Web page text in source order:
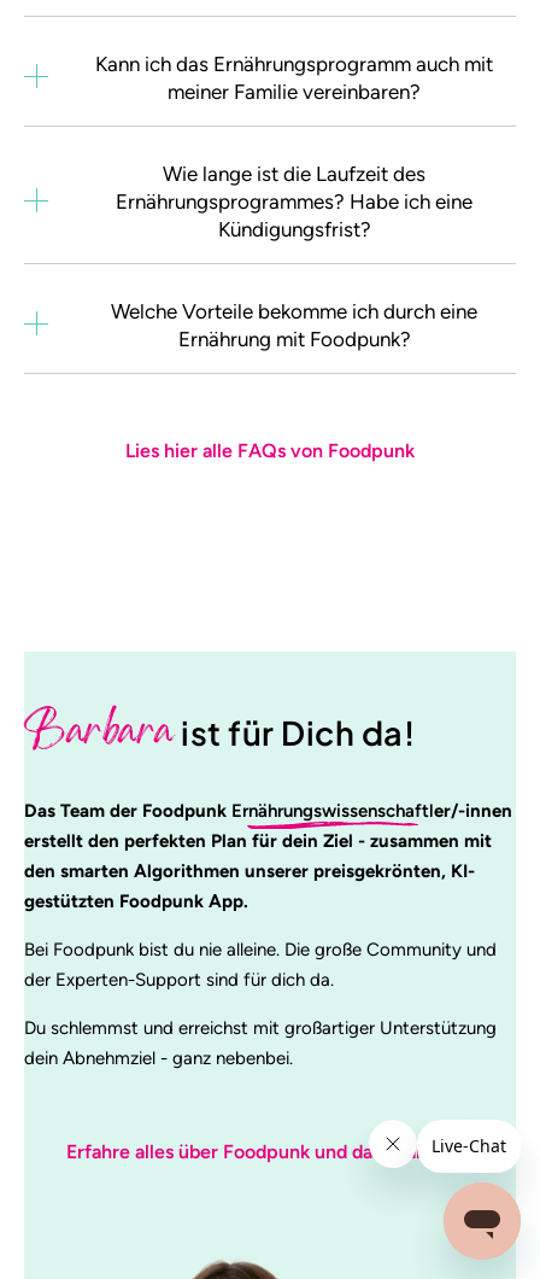
Kann ich das Ernährungsprogramm auch mit
meiner Familie vereinbaren?
Wie lange ist die Laufzeit des
Ernährungsprogrammes? Habe ich eine
Kündigungsfrist?
Welche Vorteile bekomme ich durch eine
Ernährung mit Foodpunk?
Lies hier alle FAQs von Foodpunk
Barbaraist für Dich da!
Das Team der Foodpunk Ernährungswissenschaftler/-innen
erstellt den perfekten Plan für dein Ziel - zusammen mit
den smarten Algorithmen unserer preisgekrönten, KI-
gestützten Foodpunk App.
Bei Foodpunk bist du nie alleine. Die große Community und
der Experten-Support sind für dich da.
Du schlemmst und erreichst mit großartiger Unterstützung
dein Abnehmziel - ganz nebenbei.
Erfahre alles über Foodpunk und das Team